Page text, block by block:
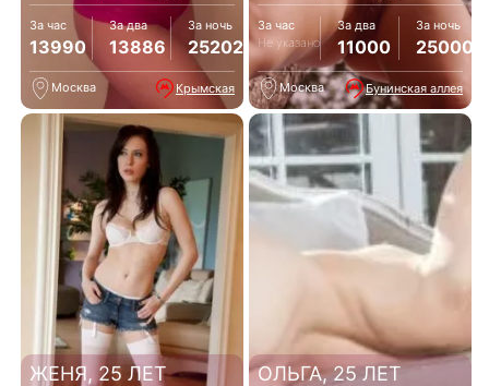
За час
13990
За два
13886
За ночь
25202
Москва Крымская
За час
Не указано
За два
11000
За ночь
25000
Москва Бунинская аллея
ЖЕНЯ, 25 ЛЕТ ОЛЬГА, 25 ЛЕТ